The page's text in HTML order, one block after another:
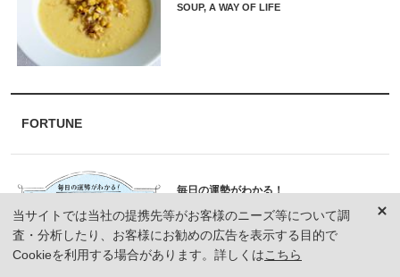
SOUP, A WAY OF LIFE
FORTUNE
毎日の運勢がわかる！
当サイトでは当社の提携先等がお客様のニーズ等について調
査・分析したり、お客様にお勧めの広告を表示する目的で
Cookieを利用する場合があります。詳しくはこちら